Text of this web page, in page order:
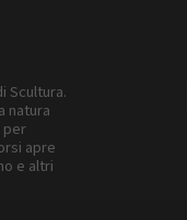
Scultura.
natura
per
apre
e altri